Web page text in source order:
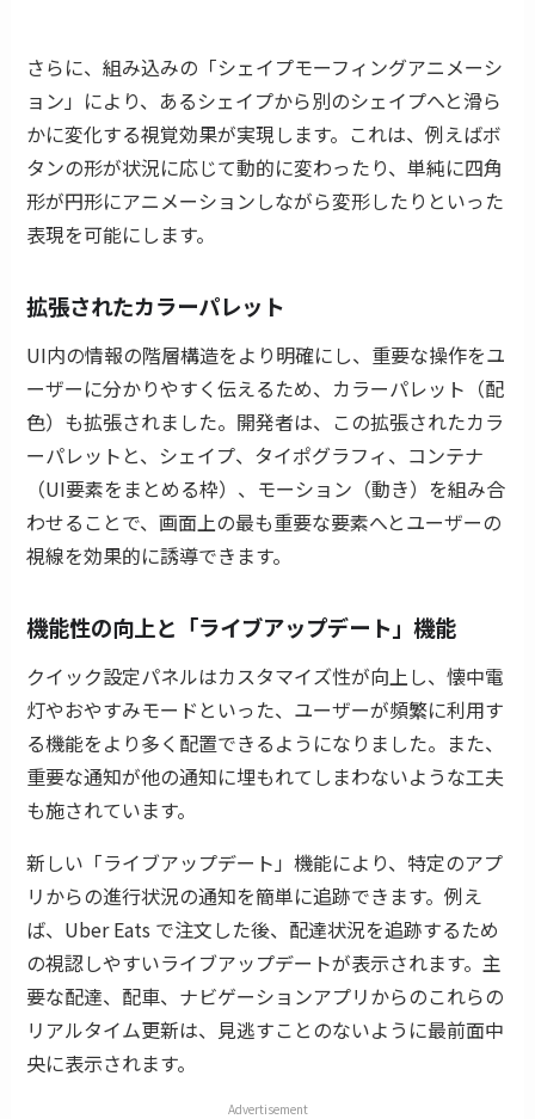
さらに、組み込みの「シェイプモーフィングアニメーシ
ョン」により、あるシェイプから別のシェイプへと滑ら
かに変化する視覚効果が実現します。これは、例えばボ
タンの形が状況に応じて動的に変わったり、単純に四角
形が円形にアニメーションしながら変形したりといった
表現を可能にします。
拡張されたカラーパレット
UI内の情報の階層構造をより明確にし、重要な操作をユ
ーザーに分かりやすく伝えるため、カラーパレット（配
色）も拡張されました。開発者は、この拡張されたカラ
ーパレットと、シェイプ、タイポグラフィ、コンテナ
（UI要素をまとめる枠）、モーション（動き）を組み合
わせることで、画面上の最も重要な要素へとユーザーの
視線を効果的に誘導できます。
機能性の向上と「ライブアップデート」機能
クイック設定パネルはカスタマイズ性が向上し、懐中電
灯やおやすみモードといった、ユーザーが頻繁に利用す
る機能をより多く配置できるようになりました。また、
重要な通知が他の通知に埋もれてしまわないような工夫
も施されています。
新しい「ライブアップデート」機能により、特定のアプ
リからの進行状況の通知を簡単に追跡できます。例え
ば、Uber Eats で注文した後、配達状況を追跡するため
の視認しやすいライブアップデートが表示されます。主
要な配達、配車、ナビゲーションアプリからのこれらの
リアルタイム更新は、見逃すことのないように最前面中
央に表示されます。
Advertisement